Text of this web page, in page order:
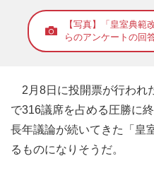
【写真】「皇室典範
らのアンケートの回
2月8日に投開票が行われ
で316議席を占める圧勝に
長年議論が続いてきた「皇
るものになりそうだ。